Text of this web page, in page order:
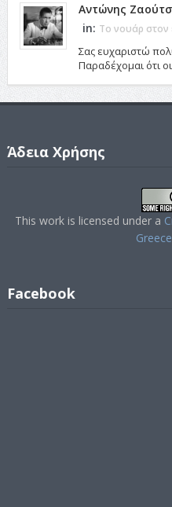
Αντώνης
in: Το νουάρ στον
Σας ευχαριστώ
Παραδέχομαι ότι
Άδεια Χρήσης
This work is licensed under a
Facebook